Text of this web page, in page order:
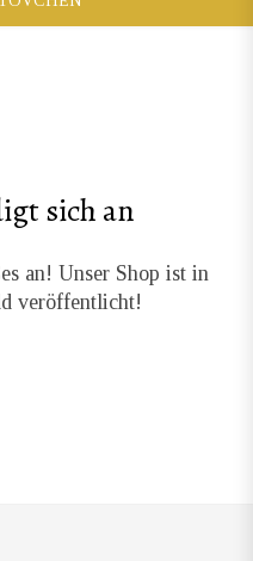
sich an
an! Unser Shop ist in
veröffentlicht!